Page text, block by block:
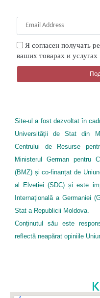
Email
Я согласен получать
ваших товарах и услугах
Site-ul a fost dezvoltat în
Universității de Stat din
Centrului de Resurse
Ministerul German pentru
(BMZ) și co-finanțat de
al Elveției (SDC) și este
Internațională a Germaniei
Stat a Republicii Moldova.
Conținutul său este
reflectă neapărat opiniile